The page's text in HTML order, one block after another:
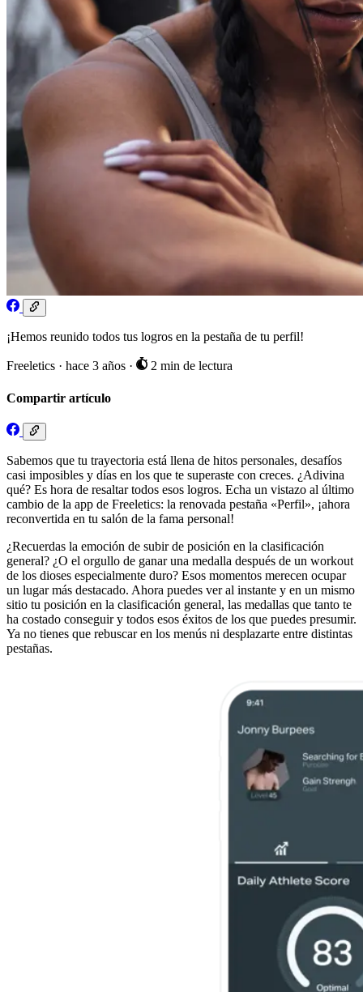
¡Hemos reunido todos tus logros en la pestaña de tu perfil!
Freeletics · hace 3 años · 2 min de lectura
Compartir artículo
Sabemos que tu trayectoria está llena de hitos personales, desafíos
casi imposibles y días en los que te superaste con creces. ¿Adivina
qué? Es hora de resaltar todos esos logros. Echa un vistazo al último
cambio de la app de Freeletics: la renovada pestaña «Perfil», ¡ahora
reconvertida en tu salón de la fama personal!
¿Recuerdas la emoción de subir de posición en la clasificación
general? ¿O el orgullo de ganar una medalla después de un workout
de los dioses especialmente duro? Esos momentos merecen ocupar
un lugar más destacado. Ahora puedes ver al instante y en un mismo
sitio tu posición en la clasificación general, las medallas que tanto te
ha costado conseguir y todos esos éxitos de los que puedes presumir.
Ya no tienes que rebuscar en los menús ni desplazarte entre distintas
pestañas.